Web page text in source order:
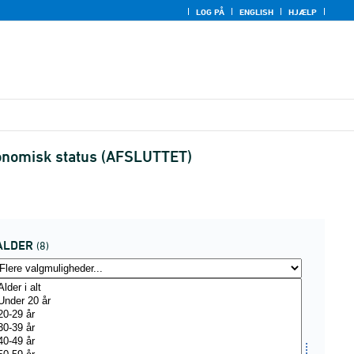
LOG PÅ ENGLISH HJÆLP
status (AFSLUTTET)
(8)